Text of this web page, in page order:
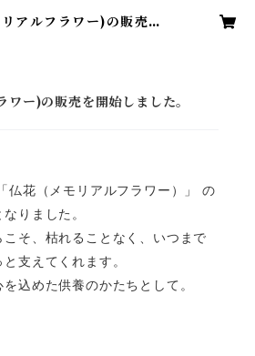
アルフラワー)の販売を
ワー)の販売を開始しました。
仏花（メモリアルフラワー）」 の
りました。
そ、枯れることなく、いつまで
支えてくれます。
込めた供養のかたちとして。